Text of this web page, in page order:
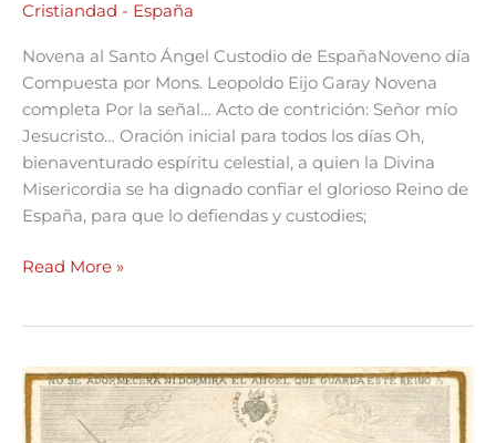
Cristiandad - España
Novena al Santo Ángel Custodio de EspañaNoveno día
Compuesta por Mons. Leopoldo Eijo Garay Novena
completa Por la señal… Acto de contrición: Señor mío
Jesucristo… Oración inicial para todos los días Oh,
bienaventurado espíritu celestial, a quien la Divina
Misericordia se ha dignado confiar el glorioso Reino de
España, para que lo defiendas y custodies;
Read More »
Novena
al
Santo